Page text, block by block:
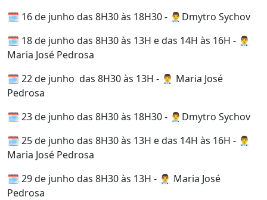
🗓️ 16 de junho das 8H30 às 18H30 - 👨‍⚕️Dmytro Sychov
🗓️ 18 de junho das 8H30 às 13H e das 14H às 16H - 👨‍⚕️
Maria José Pedrosa
🗓️ 22 de junho das 8H30 às 13H - 👨‍⚕️ Maria José
Pedrosa
🗓️ 23 de junho das 8H30 às 18H30 - 👨‍⚕️Dmytro Sychov
🗓️ 25 de junho das 8H30 às 13H e das 14H às 16H - 👨‍⚕️
Maria José Pedrosa
🗓️ 29 de junho das 8H30 às 13H - 👨‍⚕️ Maria José
Pedrosa